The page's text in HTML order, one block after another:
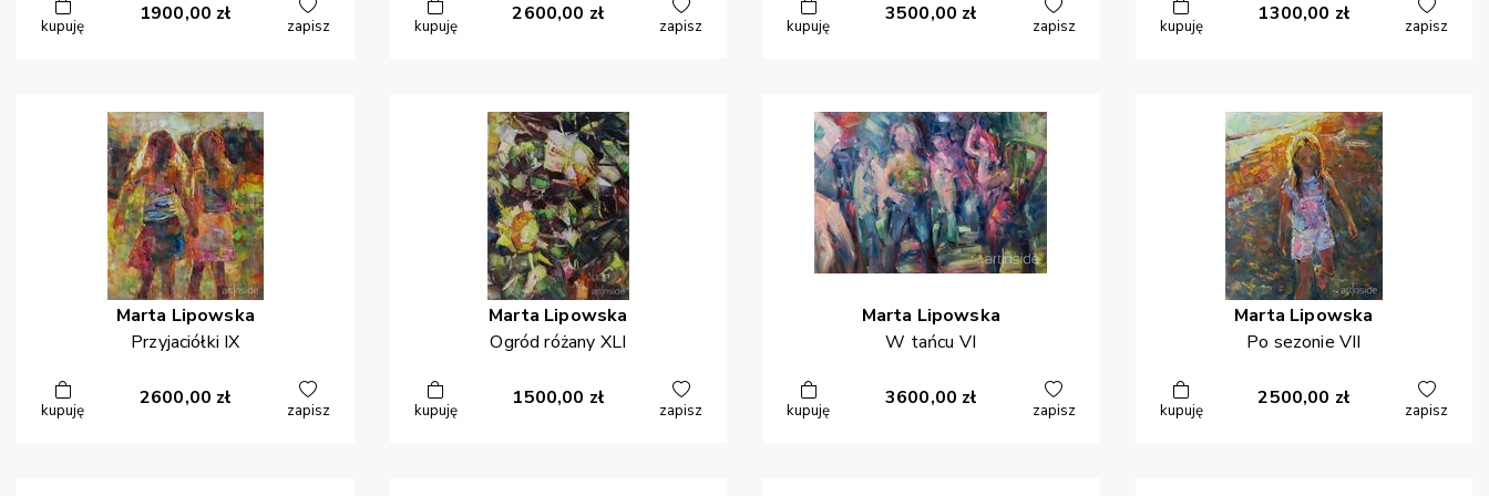
kupuję
1900,00 zł
zapisz kupuję
2600,00 zł
zapisz kupuję
3500,00 zł
zapisz kupuję
1300,00 zł
zapisz
Marta Lipowska
Przyjaciółki IX
kupuję
2600,00 zł
zapisz
Marta Lipowska
Ogród różany XLI
kupuję
1500,00 zł
zapisz
Marta Lipowska
W tańcu VI
kupuję
3600,00 zł
zapisz
Marta Lipowska
Po sezonie VII
kupuję
2500,00 zł
zapisz